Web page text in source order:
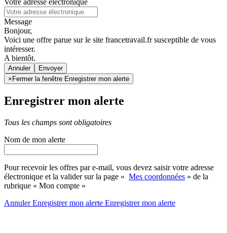
Votre adresse électronique
Message
Bonjour,
Voici une offre parue sur le site francetravail.fr susceptible de vous
intéresser.
A bientôt.
Annuler
× Fermer la fenêtre Enregistrer mon alerte
Enregistrer mon alerte
Tous les champs sont obligatoires
Nom de mon alerte
Pour recevoir les offres par e-mail, vous devez saisir votre adresse
électronique et la valider sur la page « Mes coordonnées » de la
rubrique « Mon compte »
AnnulerEnregistrer mon alerte Enregistrermon alerte